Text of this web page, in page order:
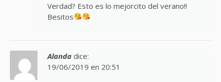
Verdad? Esto es lo mejorcito del verano!!
Besitos
Alanda dice:
19/06/2019 en 20:51